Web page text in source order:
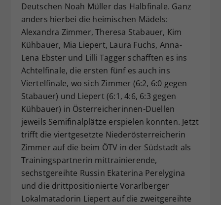
Deutschen Noah Müller das Halbfinale. Ganz
anders hierbei die heimischen Mädels:
Alexandra Zimmer, Theresa Stabauer, Kim
Kühbauer, Mia Liepert, Laura Fuchs, Anna-
Lena Ebster und Lilli Tagger schafften es ins
Achtelfinale, die ersten fünf es auch ins
Viertelfinale, wo sich Zimmer (6:2, 6:0 gegen
Stabauer) und Liepert (6:1, 4:6, 6:3 gegen
Kühbauer) in Österreicherinnen-Duellen
jeweils Semifinalplätze erspielen konnten. Jetzt
trifft die viertgesetzte Niederösterreicherin
Zimmer auf die beim ÖTV in der Südstadt als
Trainingspartnerin mittrainierende,
sechstgereihte Russin Ekaterina Perelygina
und die drittpositionierte Vorarlberger
Lokalmatadorin Liepert auf die zweitgereihte